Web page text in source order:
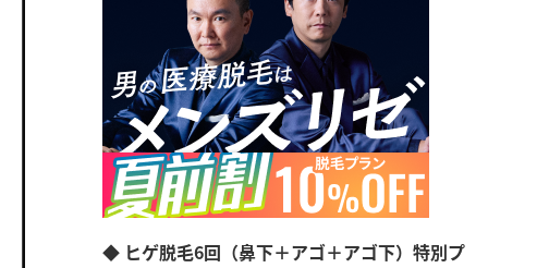
◆ ヒゲ脱毛6回（鼻下＋アゴ＋アゴ下）特別プ